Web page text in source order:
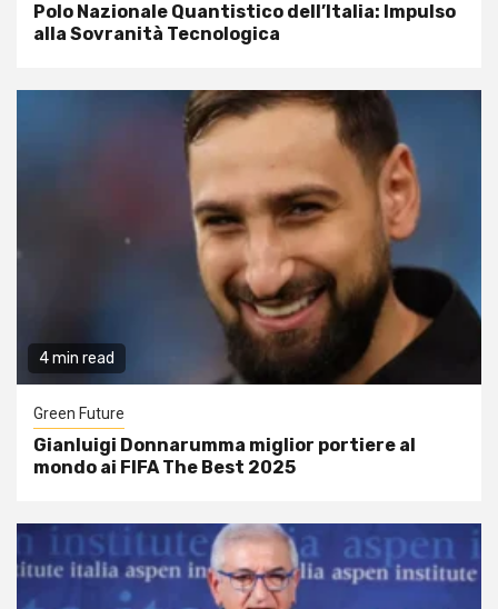
Polo Nazionale Quantistico dell’Italia: Impulso
alla Sovranità Tecnologica
4 min read
Green Future
Gianluigi Donnarumma miglior portiere al
mondo ai FIFA The Best 2025